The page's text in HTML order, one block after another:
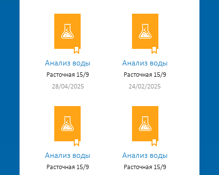
Анализ воды
Расточная 15/9
28/04/2025
Анализ воды
Расточная 15/9
24/02/2025
Анализ воды
Расточная 15/9
Анализ воды
Расточная 15/9